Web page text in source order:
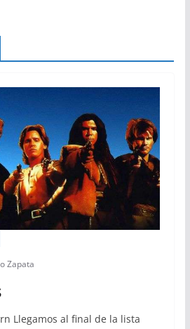
Zapata
Llegamos al final de la lista